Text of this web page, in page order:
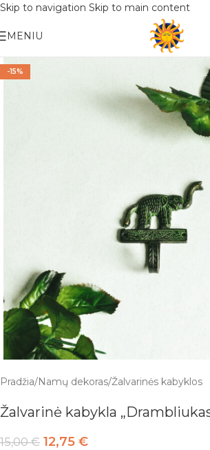
Skip to navigation Skip to main content
Nemokamas pristatymas į paštomatą
MENIU
-15%
Pradžia/Namų dekoras/Žalvarinės kabyklos
Žalvarinė kabykla
15,00€ 12,75 €